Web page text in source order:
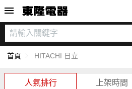
首頁 HITACHI 日立
人氣排行 上架時間